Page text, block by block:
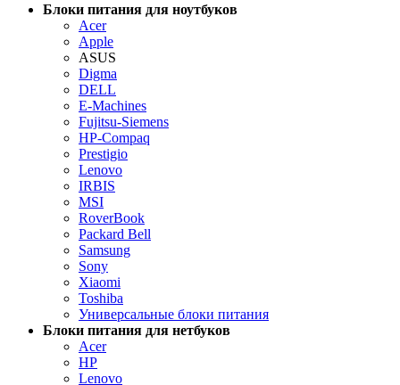
Блоки питания для ноутбуков
Acer
Apple
ASUS
Digma
DELL
E-Machines
Fujitsu-Siemens
HP-Compaq
Prestigio
Lenovo
IRBIS
MSI
RoverBook
Packard Bell
Samsung
Sony
Xiaomi
Toshiba
Универсальные блоки питания
Блоки питания для нетбуков
Acer
HP
Lenovo